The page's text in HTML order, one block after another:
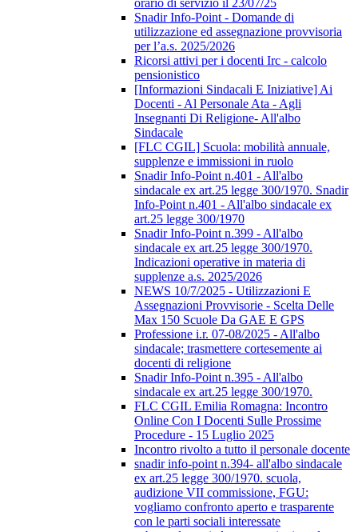
orario di servizio il 23/07/25
Snadir Info-Point - Domande di
utilizzazione ed assegnazione provvisoria
per l’a.s. 2025/2026
Ricorsi attivi per i docenti Irc - calcolo
pensionistico
[Informazioni Sindacali E Iniziative] Ai
Docenti - Al Personale Ata - Agli
Insegnanti Di Religione- All'albo
Sindacale
[FLC CGIL] Scuola: mobilità annuale,
supplenze e immissioni in ruolo
Snadir Info-Point n.401 - All'albo
sindacale ex art.25 legge 300/1970. Snadir
Info-Point n.401 - All'albo sindacale ex
art.25 legge 300/1970
Snadir Info-Point n.399 - All'albo
sindacale ex art.25 legge 300/1970.
Indicazioni operative in materia di
supplenze a.s. 2025/2026
NEWS 10/7/2025 - Utilizzazioni E
Assegnazioni Provvisorie - Scelta Delle
Max 150 Scuole Da GAE E GPS
Professione i.r. 07-08/2025 - All'albo
sindacale; trasmettere cortesemente ai
docenti di religione
Snadir Info-Point n.395 - All'albo
sindacale ex art.25 legge 300/1970.
FLC CGIL Emilia Romagna: Incontro
Online Con I Docenti Sulle Prossime
Procedure - 15 Luglio 2025
Incontro rivolto a tutto il personale docente
snadir info-point n.394- all'albo sindacale
ex art.25 legge 300/1970. scuola,
audizione VII commissione, FGU:
vogliamo confronto aperto e trasparente
con le parti sociali interessate